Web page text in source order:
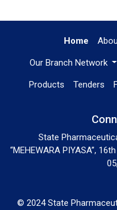
Home
Our Branch Network
Products Tenders
State
“MEHEWARA PIYASA”,
© 2024 State